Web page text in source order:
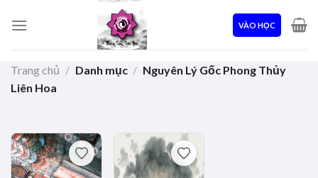
VÀO HỌC
Trang chủ / Danh mục / Nguyên Lý Gốc Phong Thủy
Liên Hoa